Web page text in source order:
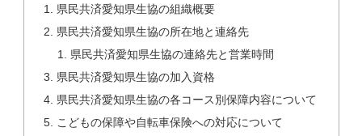
県民共済愛知県生協の組織概要
県民共済愛知県生協の所在地と連絡先
県民共済愛知県生協の連絡先と営業時間
県民共済愛知県生協の加入資格
県民共済愛知県生協の各コース別保障内容について
こどもの保障や自転車保険への対応について